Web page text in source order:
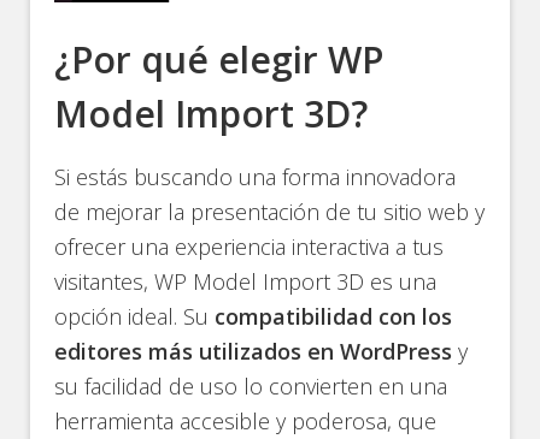
¿Por qué elegir WP
Model Import 3D?
Si estás buscando una forma innovadora
de mejorar la presentación de tu sitio web y
ofrecer una experiencia interactiva a tus
visitantes, WP Model Import 3D es una
opción ideal. Su compatibilidad con los
editores más utilizados en WordPress y
su facilidad de uso lo convierten en una
herramienta accesible y poderosa, que